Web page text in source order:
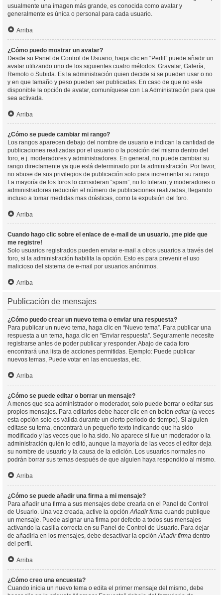
usualmente una imagen más grande, es conocida como avatar y
generalmente es única o personal para cada usuario.
Arriba
¿Cómo puedo mostrar un avatar?
Desde su Panel de Control de Usuario, haga clic en “Perfil” puede añadir un
avatar utilizando uno de los siguientes cuatro métodos: Gravatar, Galería,
Remoto o Subida. Es la administración quien decide si se pueden usar o no
y en que tamaño y peso pueden ser publicadas. En caso de que no este
disponible la opción de avatar, comuníquese con La Administración para que
sea activada.
Arriba
¿Cómo se puede cambiar mi rango?
Los rangos aparecen debajo del nombre de usuario e indican la cantidad de
publicaciones realizadas por el usuario o la posición del mismo dentro del
foro, e.j. moderadores y administradores. En general, no puede cambiar su
rango directamente ya que está determinado por la administración. Por favor,
no abuse de sus privilegios de publicación solo para incrementar su rango.
La mayoría de los foros lo consideran “spam”, no lo toleran, y moderadores o
administradores reducirán el número de publicaciones realizadas, llegando
incluso a tomar medidas mas drásticas, como la expulsión del foro.
Arriba
Cuando hago clic sobre el enlace de e-mail de un usuario, ¡me pide que
me registre!
Solo usuarios registrados pueden enviar e-mail a otros usuarios a través del
foro, si la administración habilita la opción. Esto es para prevenir el uso
malicioso del sistema de e-mail por usuarios anónimos.
Arriba
Publicación de mensajes
¿Cómo puedo crear un nuevo tema o enviar una respuesta?
Para publicar un nuevo tema, haga clic en “Nuevo tema”. Para publicar una
respuesta a un tema, haga clic en “Enviar respuesta”. Seguramente necesite
registrarse antes de poder publicar y responder. Abajo de cada foro
encontrará una lista de acciones permitidas. Ejemplo: Puede publicar
nuevos temas, Puede votar en las encuestas, etc.
Arriba
¿Cómo se puede editar o borrar un mensaje?
A menos que sea administrador o moderador, solo puede borrar o editar sus
propios mensajes. Para editarlos debe hacer clic en en botón editar(a veces
esta opción solo es válida durante un cierto periodo de tiempo). Si alguien
editase su tema, encontrará un pequeño texto indicando que ha sido
modificado y las veces que lo ha sido. No aparece si fue un moderador o la
administración quién lo editó, aunque la mayoría de las veces el editor deja
su nombre de usuario y la causa de la edición. Los usuarios normales no
podrán borrar sus temas después de que alguien haya respondido al mismo.
Arriba
¿Cómo se puede añadir una firma a mi mensaje?
Para añadir una firma a sus mensajes debe crearla en el Panel de Control
de Usuario. Una vez creada, active la opciónAñadir firma cuando publique
un mensaje. Puede asignar una firma por defecto a todos sus mensajes
activando la casilla correcta en su Panel de Control de Usuario. Para dejar
de añadirla en los mensajes, debe desactivar la opciónAñadir firma dentro
del perfil.
Arriba
¿Cómo creo una encuesta?
Cuando inicia un nuevo tema o edita el primer mensaje del mismo, debe